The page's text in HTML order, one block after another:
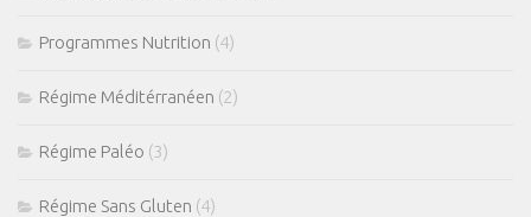
Programmes Nutrition (4)
Régime Méditérranéen (2)
Régime Paléo (3)
Régime Sans Gluten (4)